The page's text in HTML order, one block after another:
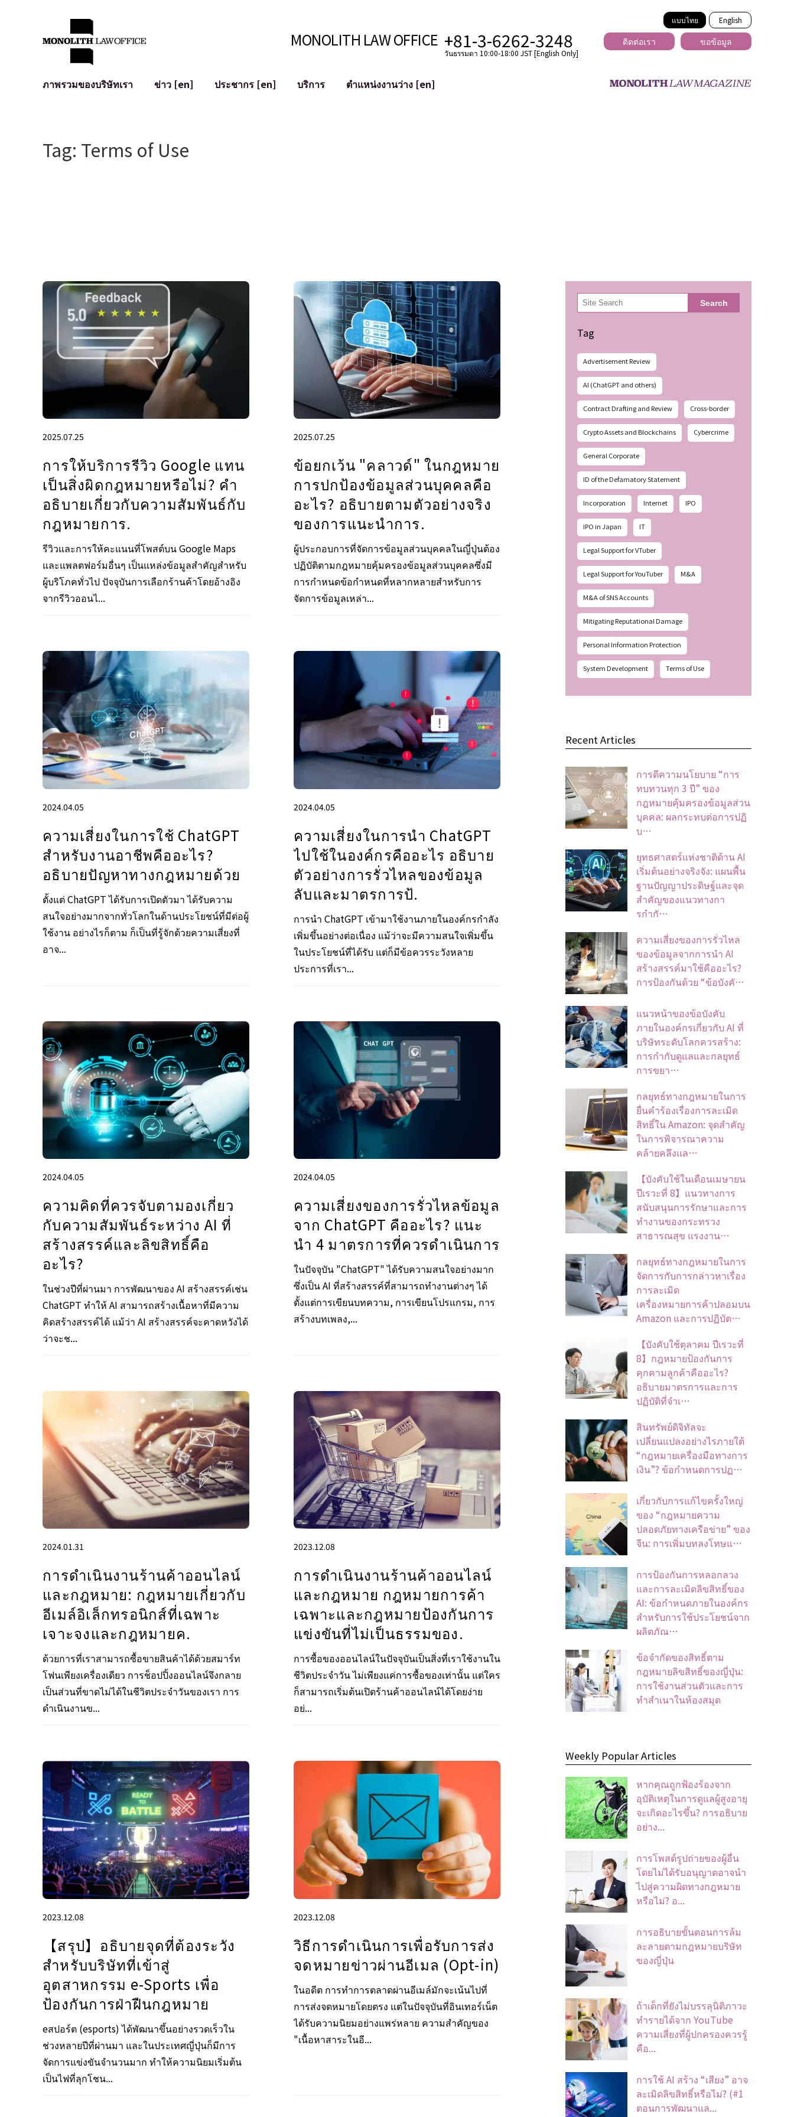
แบบไทย English
MONOLITH LAW OFFICE +81-3-6262-3248
วันธรรมดา 10:00-18:00 JST [English Only]
ติดต่อเรา ขอข้อมูล
ภาพรวมของบริษัทเรา
พันธมิตรระดับโลก [en]
การเข้าถึง
ข่าว [en] ประชากร [en]
บริการ
M&A
การเสนอขายหุ้น IPO ในญี่ปุ่น
ตำแหน่งงานว่าง [en]
Tag: Terms of Use
2025.07.25
การให้บริการรีวิว Google แทน
เป็นสิ่งผิดกฎหมายหรือไม่? คํา
อธิบายเกี่ยวกับความสัมพันธ์กับ
กฎหมายการ.
รีวิวและการให้คะแนนที่โพสต์บน Google Maps
และแพลตฟอร์มอื่นๆ เป็นแหล่งข้อมูลสำคัญสำหรับ
ผู้บริโภคทั่วไป ปัจจุบันการเลือกร้านค้าโดยอ้างอิง
จากรีวิวออนไ...
2025.07.25
ข้อยกเว้น "คลาวด์" ในกฎหมาย
การปกป้องข้อมูลส่วนบุคคลคือ
อะไร? อธิบายตามตัวอย่างจริง
ของการแนะนําการ.
ผู้ประกอบการที่จัดการข้อมูลส่วนบุคคลในญี่ปุ่นต้อง
ปฏิบัติตามกฎหมายคุ้มครองข้อมูลส่วนบุคคลซึ่งมี
การกำหนดข้อกำหนดที่หลากหลายสำหรับการ
จัดการข้อมูลเหล่า...
2024.04.05
ความเสี่ยงในการใช้ ChatGPT
สําหรับงานอาชีพคืออะไร?
อธิบายปัญหาทางกฎหมายด้วย
ตั้งแต่ ChatGPT ได้รับการเปิดตัวมา ได้รับความ
สนใจอย่างมากจากทั่วโลกในด้านประโยชน์ที่มีต่อผู้
ใช้งาน อย่างไรก็ตาม ก็เป็นที่รู้จักด้วยความเสี่ยงที่
อาจ...
2024.04.05
ความเสี่ยงในการนํา ChatGPT
ไปใช้ในองค์กรคืออะไร อธิบาย
ตัวอย่างการรั่วไหลของข้อมูล
ลับและมาตรการป้.
การนำ ChatGPT เข้ามาใช้งานภายในองค์กรกำลัง
เพิ่มขึ้นอย่างต่อเนื่อง แม้ว่าจะมีความสนใจเพิ่มขึ้น
ในประโยชน์ที่ได้รับ แต่ก็มีข้อควรระวังหลาย
ประการที่เรา...
2024.04.05
ความคิดที่ควรจับตามองเกี่ยว
กับความสัมพันธ์ระหว่าง AI ที่
สร้างสรรค์และลิขสิทธิ์คือ
อะไร?
ในช่วงปีที่ผ่านมา การพัฒนาของ AI สร้างสรรค์เช่น
ChatGPT ทำให้ AI สามารถสร้างเนื้อหาที่มีความ
คิดสร้างสรรค์ได้ แม้ว่า AI สร้างสรรค์จะคาดหวังได้
ว่าจะช...
2024.04.05
ความเสี่ยงของการรั่วไหลข้อมูล
จาก ChatGPT คืออะไร? แนะ
นํา 4 มาตรการที่ควรดําเนินการ
ในปัจจุบัน "ChatGPT" ได้รับความสนใจอย่างมาก
ซึ่งเป็น AI ที่สร้างสรรค์ที่สามารถทำงานต่างๆ ได้
ตั้งแต่การเขียนบทความ, การเขียนโปรแกรม, การ
สร้างบทเพลง,...
2024.01.31
การดำเนินงานร้านค้าออนไลน์
และกฎหมาย: กฎหมายเกี่ยวกับ
อีเมล์อิเล็กทรอนิกส์ที่เฉพาะ
เจาะจงและกฎหมายค.
ด้วยการที่เราสามารถซื้อขายสินค้าได้ด้วยสมาร์ท
โฟนเพียงเครื่องเดียว การช็อปปิ้งออนไลน์จึงกลาย
เป็นส่วนที่ขาดไม่ได้ในชีวิตประจำวันของเรา การ
ดำเนินงานข...
2023.12.08
การดำเนินงานร้านค้าออนไลน์
และกฎหมาย กฎหมายการค้า
เฉพาะและกฎหมายป้องกันการ
แข่งขันที่ไม่เป็นธรรมของ.
การซื้อของออนไลน์ในปัจจุบันเป็นสิ่งที่เราใช้งานใน
ชีวิตประจำวัน ไม่เพียงแค่การซื้อของเท่านั้น แต่ใคร
ก็สามารถเริ่มต้นเปิดร้านค้าออนไลน์ได้โดยง่าย
อย่...
2023.12.08
【สรุป】อธิบายจุดที่ต้องระวัง
สำหรับบริษัทที่เข้าสู่
อุตสาหกรรม e-Sports เพื่อ
ป้องกันการฝ่าฝืนกฎหมาย
eสปอร์ต (esports) ได้พัฒนาขึ้นอย่างรวดเร็วใน
ช่วงหลายปีที่ผ่านมา และในประเทศญี่ปุ่นก็มีการ
จัดการแข่งขันจำนวนมาก ทำให้ความนิยมเริ่มต้น
เป็นไฟที่ลุกโชน...
2023.12.08
วิธีการดำเนินการเพื่อรับการส่ง
จดหมายข่าวผ่านอีเมล (Opt-in)
ในอดีต การทำการตลาดผ่านอีเมล์มักจะเน้นไปที่
การส่งจดหมายโดยตรง แต่ในปัจจุบันที่อินเทอร์เน็ต
ได้รับความนิยมอย่างแพร่หลาย ความสำคัญของ
"เนื้อหาสาระในอี...
検
索 Search
Tag
Advertisement Review
AI (ChatGPT and others)
Contract Drafting and Review Cross-border
Crypto Assets and Blockchains Cybercrime
General Corporate
ID of the Defamatory Statement
Incorporation Internet IPO
IPO in Japan IT
Legal Support for VTuber
Legal Support for YouTuber M&A
M&A of SNS Accounts
Mitigating Reputational Damage
Personal Information Protection
System Development Terms of Use
Recent Articles
การตีความนโยบาย “การ
ทบทวนทุก 3 ปี” ของ
กฎหมายคุ้มครองข้อมูลส่วน
บุคคล: ผลกระทบต่อการปฏิ
บ…
ยุทธศาสตร์แห่งชาติด้าน AI
เริ่มต้นอย่างจริงจัง: แผนพื้น
ฐานปัญญาประดิษฐ์และจุด
สำคัญของแนวทางกา
รกำกั…
ความเสี่ยงของการรั่วไหล
ของข้อมูลจากการนำ AI
สร้างสรรค์มาใช้คืออะไร?
การป้องกันด้วย “ข้อบังคั…
แนวหน้าของข้อบังคับ
ภายในองค์กรเกี่ยวกับ AI ที่
บริษัทระดับโลกควรสร้าง:
การกำกับดูแลและกลยุทธ์
การขยา…
กลยุทธ์ทางกฎหมายในการ
ยื่นคำร้องเรื่องการละเมิด
สิทธิ์ใน Amazon: จุดสำคัญ
ในการพิจารณาความ
คล้ายคลึงแล…
【บังคับใช้ในเดือนเมษายน
ปีเรวะที่ 8】แนวทางการ
สนับสนุนการรักษาและการ
ทำงานของกระทรวง
สาธารณสุข แรงงาน…
กลยุทธ์ทางกฎหมายในการ
จัดการกับการกล่าวหาเรื่อง
การละเมิด
เครื่องหมายการค้าปลอมบน
Amazon และการปฏิบัต…
【บังคับใช้ตุลาคม ปีเรวะที่
8】กฎหมายป้องกันการ
คุกคามลูกค้าคืออะไร?
อธิบายมาตรการและการ
ปฏิบัติที่จำเ…
สินทรัพย์ดิจิทัลจะ
เปลี่ยนแปลงอย่างไรภายใต้
“กฎหมายเครื่องมือทางการ
เงิน”? ข้อกำหนดการปฏ…
เกี่ยวกับการแก้ไขครั้งใหญ่
ของ “กฎหมายความ
ปลอดภัยทางเครือข่าย” ของ
จีน: การเพิ่มบทลงโทษแ…
การป้องกันการหลอกลวง
และการละเมิดลิขสิทธิ์ของ
AI: ข้อกำหนดภายในองค์กร
สำหรับการใช้ประโยชน์จาก
ผลิตภัณ…
ข้อจํากัดของสิทธิ์ตาม
กฎหมายลิขสิทธิ์ของญี่ปุ่น:
การใช้งานส่วนตัวและการ
ทําสําเนาในห้องสมุด
Weekly Popular Articles
หากคุณถูกฟ้องร้องจาก
อุบัติเหตุในการดูแลผู้สูงอายุ
จะเกิดอะไรขึ้น? การอธิบาย
อย่าง...
การโพสต์รูปถ่ายของผู้อื่น
โดยไม่ได้รับอนุญาตอาจนํา
ไปสู่ความผิดทางกฎหมาย
หรือไม่? อ...
การอธิบายขั้นตอนการล้ม
ละลายตามกฎหมายบริษัท
ของญี่ปุ่น
ถ้าเด็กที่ยังไม่บรรลุนิติภาวะ
ทำรายได้จาก YouTube
ความเสี่ยงที่ผู้ปกครองควรรู้
คือ...
การใช้ AI สร้าง “เสียง” อาจ
ละเมิดลิขสิทธิ์หรือไม่? (#1
ตอนการพัฒนาแล...